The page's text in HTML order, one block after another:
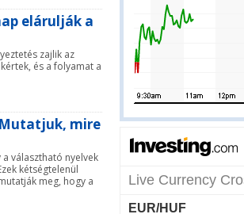
elárulják a
zajlik az
és a folyamat a
mire
választható nyelvek
kétségtelenül
meg, hogy a